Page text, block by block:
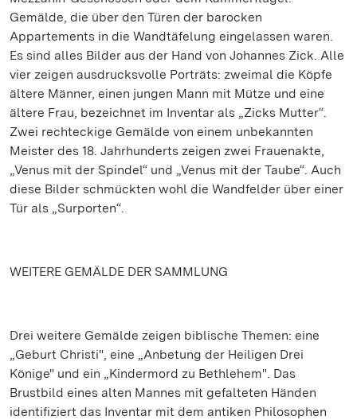
Gemälde, die über den Türen der barocken
Appartements in die Wandtäfelung eingelassen waren.
Es sind alles Bilder aus der Hand von Johannes Zick. Alle
vier zeigen ausdrucksvolle Porträts: zweimal die Köpfe
ältere Männer, einen jungen Mann mit Mütze und eine
ältere Frau, bezeichnet im Inventar als „Zicks Mutter“.
Zwei rechteckige Gemälde von einem unbekannten
Meister des 18. Jahrhunderts zeigen zwei Frauenakte,
„Venus mit der Spindel“ und „Venus mit der Taube“. Auch
diese Bilder schmückten wohl die Wandfelder über einer
Tür als „Surporten“.
WEITERE GEMÄLDE DER SAMMLUNG
Drei weitere Gemälde zeigen biblische Themen: eine
„Geburt Christi", eine „Anbetung der Heiligen Drei
Könige" und ein „Kindermord zu Bethlehem". Das
Brustbild eines alten Mannes mit gefalteten Händen
identifiziert das Inventar mit dem antiken Philosophen